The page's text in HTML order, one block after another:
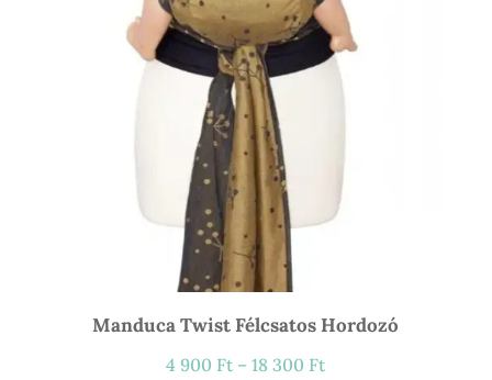
Manduca Twist Félcsatos Hordozó
4 900 Ft – 18 300 FtÁrtartomány: